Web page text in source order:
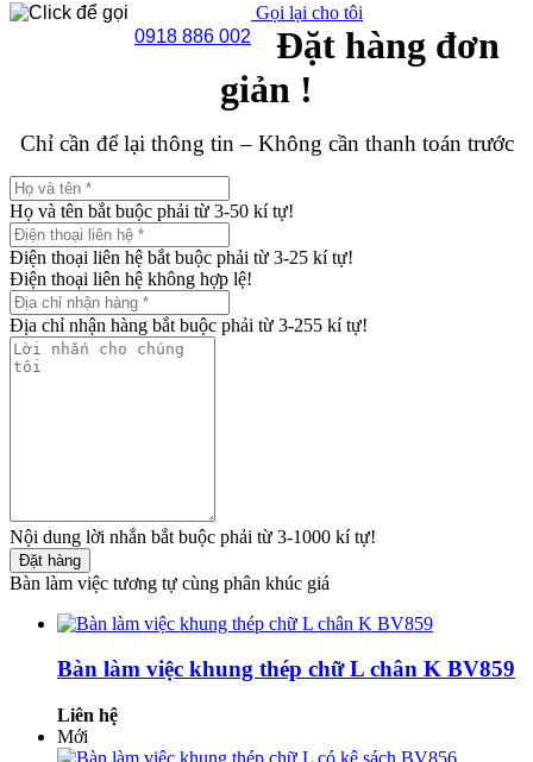
0918 886 002
Gọi lại cho tôi
Đặt hàng đơn
giản !
Chỉ cần để lại thông tin – Không cần thanh toán trước
Họ và tên bắt buộc phải từ 3-50 kí tự!
Điện thoại liên hệ bắt buộc phải từ 3-25 kí tự!
Điện thoại liên hệ không hợp lệ!
Địa chỉ nhận hàng bắt buộc phải từ 3-255 kí tự!
Nội dung lời nhắn bắt buộc phải từ 3-1000 kí tự!
Đặt hàng
Bàn làm việc tương tự cùng phân khúc giá
Bàn làm việc khung thép chữ L chân K BV859
Liên hệ
Mới